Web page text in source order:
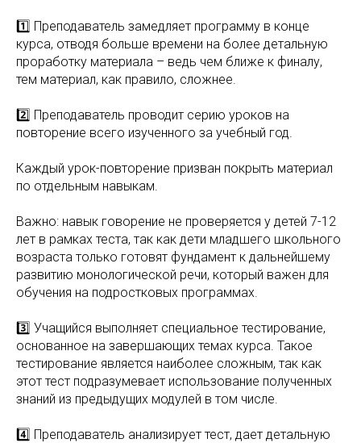
1️⃣ Преподаватель замедляет программу в конце
курса, отводя больше времени на более детальную
проработку материала – ведь чем ближе к финалу,
тем материал, как правило, сложнее.
2️⃣ Преподаватель проводит серию уроков на
повторение всего изученного за учебный год.
Каждый урок-повторение призван покрыть материал
по отдельным навыкам.
Важно: навык говорение не проверяется у детей 7-12
лет в рамках теста, так как дети младшего школьного
возраста только готовят фундамент к дальнейшему
развитию монологической речи, который важен для
обучения на подростковых программах.
3️⃣ Учащийся выполняет специальное тестирование,
основанное на завершающих темах курса. Такое
тестирование является наиболее сложным, так как
этот тест подразумевает использование полученных
знаний из предыдущих модулей в том числе.
4️⃣ Преподаватель анализирует тест, дает детальную